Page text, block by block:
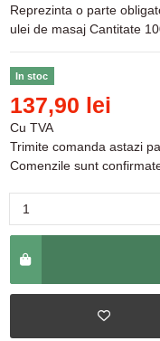
Reprezinta o parte
ulei de masaj Cantitate
In stoc
137,90 lei
Cu TVA
Trimite comanda astazi
Comenzile sunt